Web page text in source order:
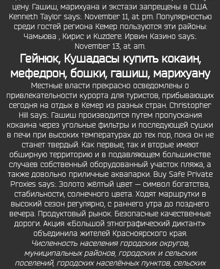
цену. Гашиш, марихуана и экстази запрещены в США.
Kenneth Taylor says:. November 11, at pm. Популярностью
среди гостей региона Кемер пользуются эти районы:
Чамьюва , Кирис и Kuzdere. Ирвин Казино says:.
November 13, at am.
Гейнюк, Кушадасы купить кокаин,
мефедрон, бошки, гашиш, марихуану
Местные власти прекрасно осведомлены о
привлекательности курорта для туристов, прибывающих
сегодня на отдых в Кемер из разных стран. Christopher
Hill says:. Гашиш производится путем пропускания
кокаина через угольные фильтры и последующей сушки
в печи при высоких температурах до тех пор, пока он не
станет твердый. Как первые, так и вторые имеют
обширную территорию и в подавляющем большинстве
случаев собственный оборудованный участок пляжа, а
также довольно приличные аквапарки. Buy Safe Private
Proxies says:. Золото жёлтый цвет — символ богатства,
стабильности, солнечного цвета. Ходят маршрутки в
высокий сезон регулярно, с раннего утра до позднего
вечера. Продуктовый рынок. Безопасные качественные
дороги. Акция «Большой этнографический диктант»
объединила жителей Красноярского края.
Численность населения городских округов,
муниципальных районов, городских и сельских
поселений, городских населённых пунктов, сельских